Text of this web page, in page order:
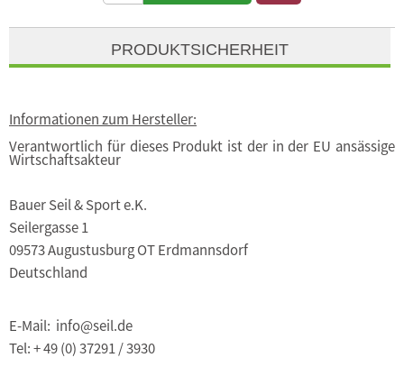
PRODUKTSICHERHEIT
Informationen zum Hersteller:
Verantwortlich für dieses Produkt ist der in der EU ansässige
Wirtschaftsakteur
Bauer Seil & Sport e.K.
Seilergasse 1
09573 Augustusburg OT Erdmannsdorf
Deutschland
E-Mail: info@seil.de
Tel: + 49 (0) 37291 / 3930